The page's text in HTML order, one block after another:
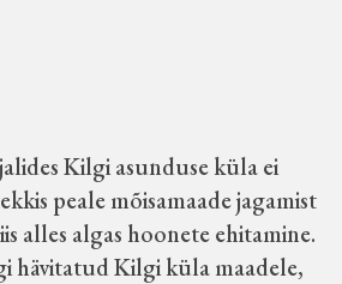
Kilgi asunduse küla ei
peale mõisamaade jagamist
alles algas hoonete ehitamine.
hävitatud Kilgi küla maadele,